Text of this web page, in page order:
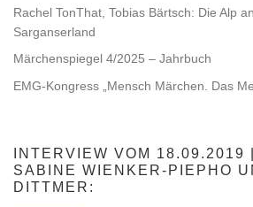
Rachel TonThat, Tobias Bärtsch: Die Alp
Sarganserland
Märchenspiegel 4/2025 – Jahrbuch
EMG-Kongress „Mensch Märchen. Das
INTERVIEW VOM 18.09.2019
SABINE WIENKER-PIEPHO
DITTMER: